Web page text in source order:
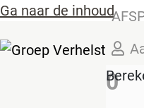
Ga naar de inhoud
0